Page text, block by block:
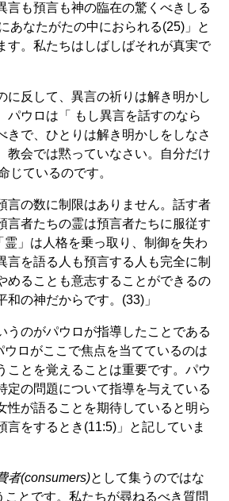
言も預言も神の臨在の驚くべきしる
あなたがたの中におられる(25)」と
す。私たちはしばしばそれが真実で
に反して、異言の祈りは解き明かし
パウロは「 もし異言を話すのなら
きで、ひとりは解き明かしをしなさ
教会では黙っていなさい。自分だけ
じているのです。
言の数に制限はありません。話す者
言者たちの霊は預言者たちに服従す
」は人格を乗っ取り、制御を失わ
を語る人も預言する人も完全に制
めることも意志することができるの
の神だからです。(33)」
うのがパウロが指導したことである
ロがここで焦点を当てているのは
ことを覚えることは重要です。パウ
定の問題について指導を与えている
性が語ることを期待していると明ら
をするとき(11:5)」と記していま
者(consumers)として集うのではな
ことです。私たちが尋ねるべき質問